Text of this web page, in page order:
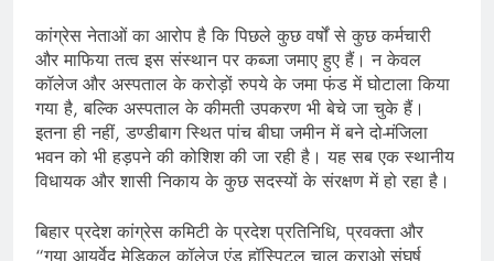
कांग्रेस नेताओं का आरोप है कि पिछले कुछ वर्षों से कुछ कर्मचारी
और माफिया तत्व इस संस्थान पर कब्जा जमाए हुए हैं। न केवल
कॉलेज और अस्पताल के करोड़ों रुपये के जमा फंड में घोटाला किया
गया है, बल्कि अस्पताल के कीमती उपकरण भी बेचे जा चुके हैं।
इतना ही नहीं, डण्डीबाग स्थित पांच बीघा जमीन में बने दो-मंजिला
भवन को भी हड़पने की कोशिश की जा रही है। यह सब एक स्थानीय
विधायक और शासी निकाय के कुछ सदस्यों के संरक्षण में हो रहा है।
बिहार प्रदेश कांग्रेस कमिटी के प्रदेश प्रतिनिधि, प्रवक्ता और